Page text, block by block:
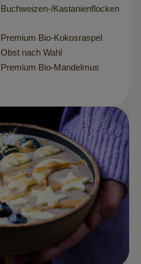
Buchweizen-/Kastanienflocken
Premium Bio-Kokosraspel
Obst nach Wahl
Premium Bio-Mandelmus